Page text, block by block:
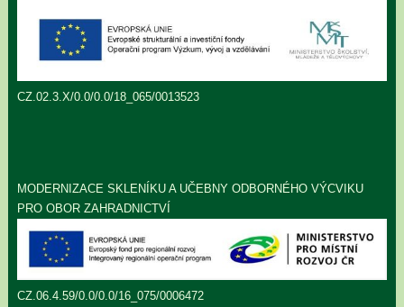
CZ.02.3.X/0.0/0.0/18_065/0013523
MODERNIZACE SKLENÍKU A UČEBNY ODBORNÉHO VÝCVIKU
PRO OBOR ZAHRADNICTVÍ
CZ.06.4.59/0.0/0.0/16_075/0006472